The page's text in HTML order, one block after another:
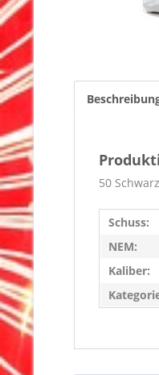
50
Schuss:
NEM:
Kaliber: